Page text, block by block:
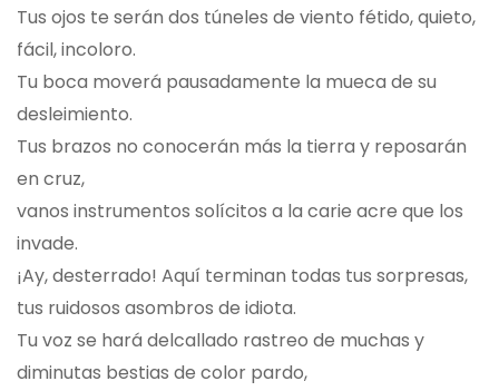
Tus ojos te serán dos túneles de viento fétido, quieto,
fácil, incoloro.
Tu boca moverá pausadamente la mueca de su
desleimiento.
Tus brazos no conocerán más la tierra y reposarán
en cruz,
vanos instrumentos solícitos a la carie acre que los
invade.
¡Ay, desterrado! Aquí terminan todas tus sorpresas,
tus ruidosos asombros de idiota.
Tu voz se hará delcallado rastreo de muchas y
diminutas bestias de color pardo,